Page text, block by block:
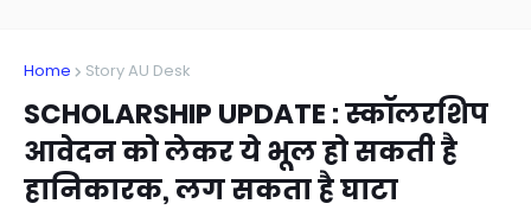
Home Story AU Desk
SCHOLARSHIP UPDATE : स्कॉलरशिप
आवेदन को लेकर ये भूल हो सकती है
हानिकारक, लग सकता है घाटा